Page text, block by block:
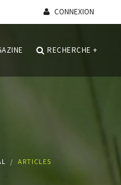
CONNEXION
RECHERCHE +
ARTICLES